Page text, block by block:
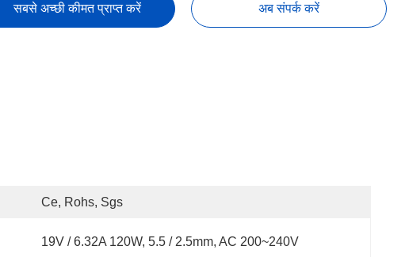
सबसे अच्छी कीमत प्राप्त करें अब संपर्क करें
Ce, Rohs, Sgs
19V / 6.32A 120W, 5.5 / 2.5mm, AC 200~240V